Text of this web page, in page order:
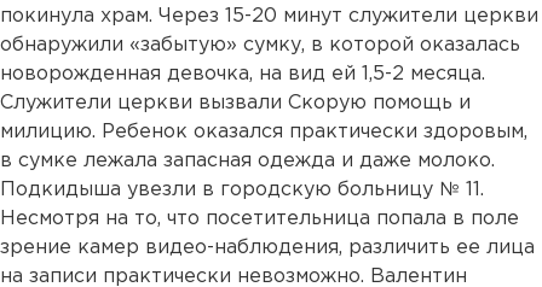
покинула храм. Через 15-20 минут служители церкви
обнаружили «забытую» сумку, в которой оказалась
новорожденная девочка, на вид ей 1,5-2 месяца.
Служители церкви вызвали Скорую помощь и
милицию. Ребенок оказался практически здоровым,
в сумке лежала запасная одежда и даже молоко.
Подкидыша увезли в городскую больницу № 11.
Несмотря на то, что посетительница попала в поле
зрение камер видео-наблюдения, различить ее лица
на записи практически невозможно. Валентин